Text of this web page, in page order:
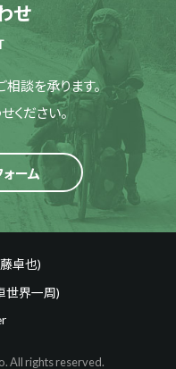
せ
相談を承ります。
ください。
ーム
卓也)
世界一周)
All rights reserved.